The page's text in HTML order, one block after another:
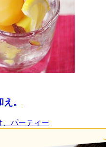
。
、パーティー